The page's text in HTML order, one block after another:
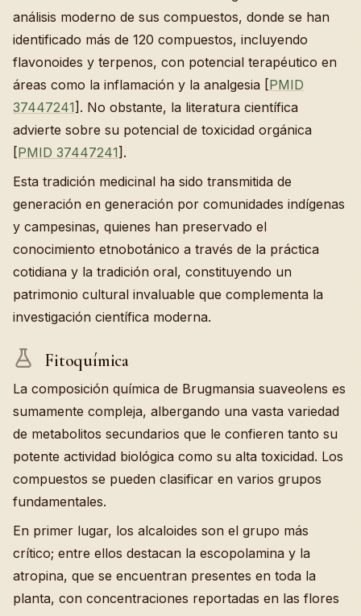
análisis moderno de sus compuestos, donde se han
identificado más de 120 compuestos, incluyendo
flavonoides y terpenos, con potencial terapéutico en
áreas como la inflamación y la analgesia [PMID
37447241]. No obstante, la literatura científica
advierte sobre su potencial de toxicidad orgánica
[PMID 37447241].
Esta tradición medicinal ha sido transmitida de
generación en generación por comunidades indígenas
y campesinas, quienes han preservado el
conocimiento etnobotánico a través de la práctica
cotidiana y la tradición oral, constituyendo un
patrimonio cultural invaluable que complementa la
investigación científica moderna.
Fitoquímica
La composición química de Brugmansia suaveolens es
sumamente compleja, albergando una vasta variedad
de metabolitos secundarios que le confieren tanto su
potente actividad biológica como su alta toxicidad. Los
compuestos se pueden clasificar en varios grupos
fundamentales.
En primer lugar, los alcaloides son el grupo más
crítico; entre ellos destacan la escopolamina y la
atropina, que se encuentran presentes en toda la
planta, con concentraciones reportadas en las flores